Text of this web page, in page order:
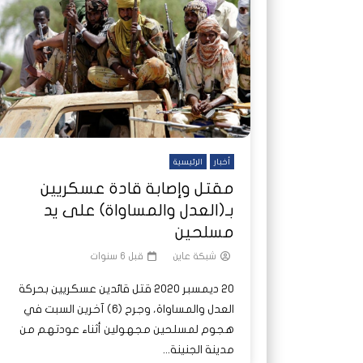
شاهد
عملتان وتطبيق مصرفي واحد.. كيف
تشظى النظام المصرفي في حرب
السودان؟
تصدر
ديون
شاهد
عملتان وتطبيق مصرفي واحد.. كيف
تشظى النظام المصرفي في حرب
السودان؟
هجمات
على
أخبار الرئيسية
مقتل وإصابة قادة عسكريين
بـ(العدل والمساواة) على يد
مسلحين
شبكة عاين قبل 6 سنوات
20 ديمسبر 2020 قتل قائدين عسكريين بحركة
العدل والمساواة، وجرح (6) آخرين السبت في
هجوم لمسلحين مجهولين أثناء عودتهم من
مدينة الجنينة...